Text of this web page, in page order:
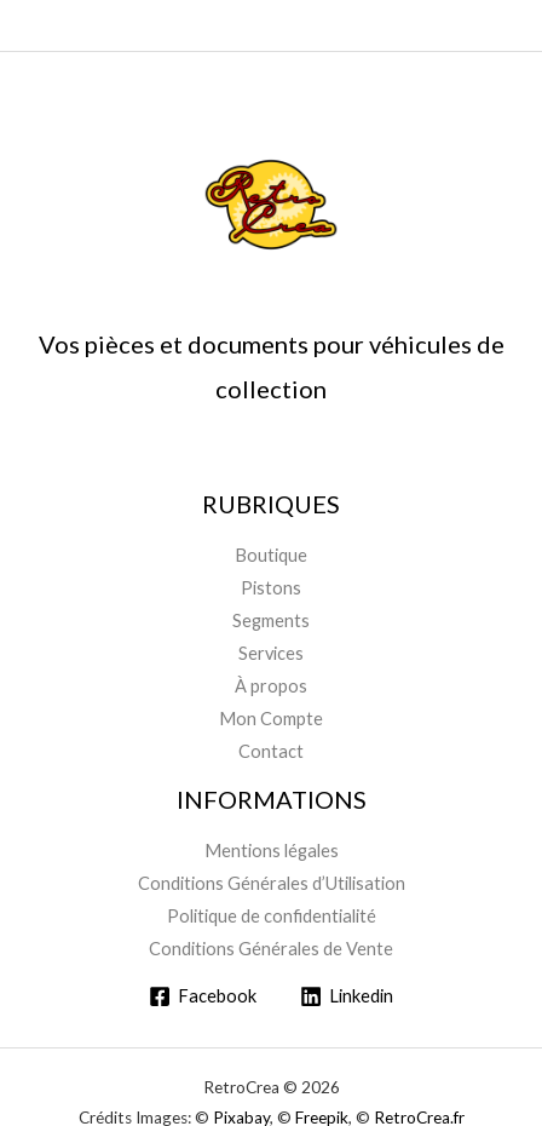
Vos pièces et documents pour véhicules de
collection
RUBRIQUES
Boutique
Pistons
Segments
Services
À propos
Mon Compte
Contact
INFORMATIONS
Mentions légales
Conditions Générales d’Utilisation
Politique de confidentialité
Conditions Générales de Vente
Facebook Linkedin
RetroCrea © 2026
Crédits Images: © Pixabay, © Freepik, © RetroCrea.fr